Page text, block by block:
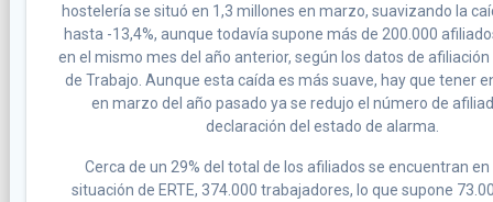
hostelería se situó en 1,3 millones en marzo, suavizando la
hasta -13,4%, aunque todavía supone más de 200.000
en el mismo mes del año anterior, según los datos de
de Trabajo. Aunque esta caída es más suave, hay que tener
en marzo del año pasado ya se redujo el número de
declaración del estado de alarma.
Cerca de un 29% del total de los afiliados se encuentran
situación de ERTE, 374.000 trabajadores, lo que supone